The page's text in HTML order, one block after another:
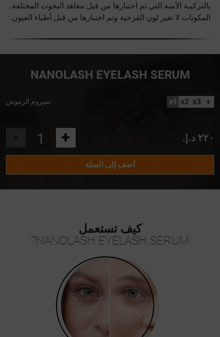
بالتركيبة الآمنة التي تم اختبارها من قبل معاهد البحوث المختلفة.
المكونات لا تغير لون القزحية وتم اختبارها من قبل أطباء العيون.
NANOLASH EYELASH SERUM
سيروم الرموش x1 x2 x3 +
+ ٢٢٠ د.إ.‏
أضف إلى السلة
كيف تستعمل
NANOLASH EYELASH SERUM?